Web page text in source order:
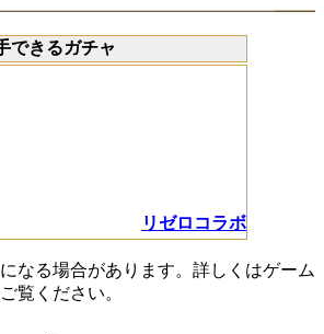
できるガチャ
リゼロコラボ
なる場合があります。詳しくはゲーム
覧ください。